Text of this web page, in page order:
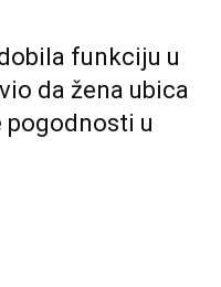
funkciju u
da žena ubica
pogodnosti u